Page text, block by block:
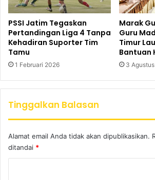
PSSI Jatim Tegaskan
Pertandingan Liga 4 Tanpa
Kehadiran Suporter Tim
Tamu
1 Februari 2026
Marak
Guru
Timur
Bantuan
3
Tinggalkan Balasan
Alamat email Anda tidak akan dipublikasikan.
ditandai *